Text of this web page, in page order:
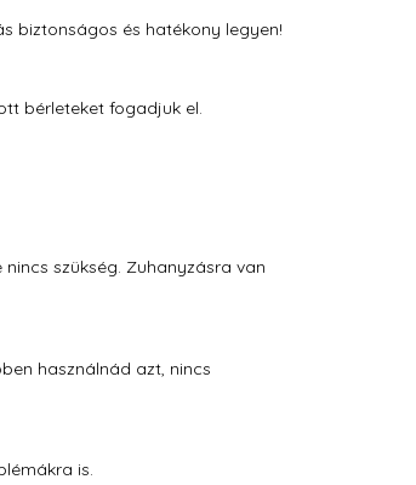
biztonságos és hatékony legyen!
bérleteket fogadjuk el.
szükség. Zuhanyzásra van
használnád azt, nincs
is.